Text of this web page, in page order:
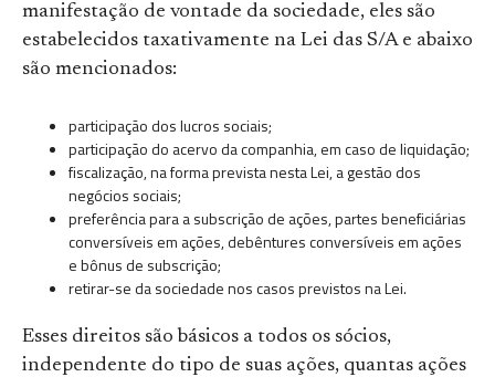
manifestação de vontade da sociedade, eles são
estabelecidos taxativamente na Lei das S/A e abaixo
são mencionados:
participação dos lucros sociais;
participação do acervo da companhia, em caso de liquidação;
fiscalização, na forma prevista nesta Lei, a gestão dos
negócios sociais;
preferência para a subscrição de ações, partes beneficiárias
conversíveis em ações, debêntures conversíveis em ações
e bônus de subscrição;
retirar-se da sociedade nos casos previstos na Lei.
Esses direitos são básicos a todos os sócios,
independente do tipo de suas ações, quantas ações